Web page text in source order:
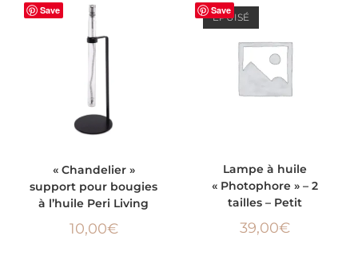
Save
« Chandelier »
support pour bougies
à l’huile Peri Living
10,00€
Save
ÉPUISÉ
Lampe à huile
« Photophore » – 2
tailles – Petit
39,00€